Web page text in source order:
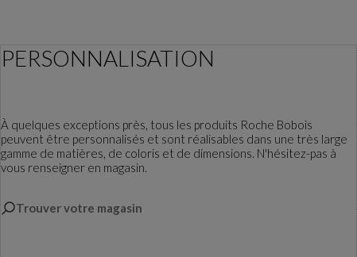
PERSONNALISATION
À quelques exceptions près, tous les produits Roche Bobois
peuvent être personnalisés et sont réalisables dans une très large
gamme de matières, de coloris et de dimensions. N'hésitez-pas à
vous renseigner en magasin.
Trouver votre magasin